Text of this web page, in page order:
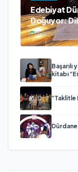
Edebiyat
Doğuyor:
Evreni
23.07.2026
Başarılı
kitabı
“Taklitle
Dürdane